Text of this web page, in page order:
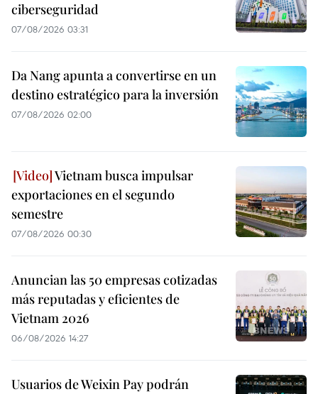
ciberseguridad
07/08/2026 03:31
Da Nang apunta a convertirse en un
destino estratégico para la inversión
07/08/2026 02:00
Vietnam busca impulsar
exportaciones en el segundo
semestre
07/08/2026 00:30
Anuncian las 50 empresas cotizadas
más reputadas y eficientes de
Vietnam 2026
06/08/2026 14:27
Usuarios de Weixin Pay podrán